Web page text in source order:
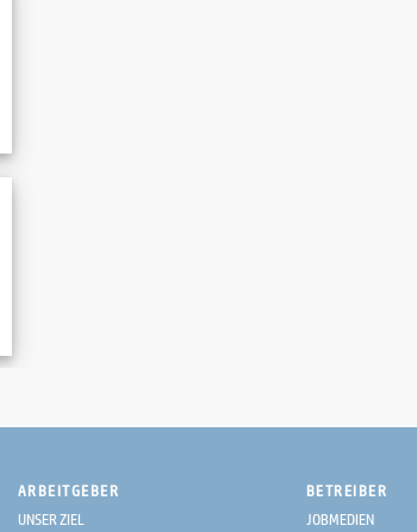
ARBEITGEBER
UNSER ZIEL
BETREIBER
JOBMEDIEN